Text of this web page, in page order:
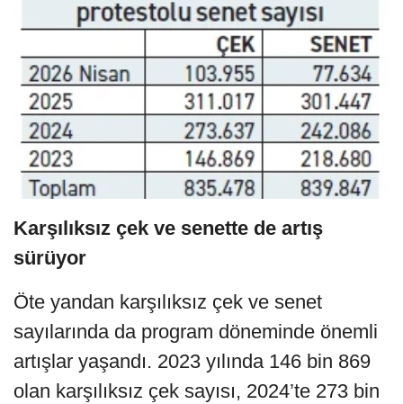
Karşılıksız çek ve senette de artış
sürüyor
Öte yandan karşılıksız çek ve senet
sayılarında da program döneminde önemli
artışlar yaşandı. 2023 yılında 146 bin 869
olan karşılıksız çek sayısı, 2024’te 273 bin